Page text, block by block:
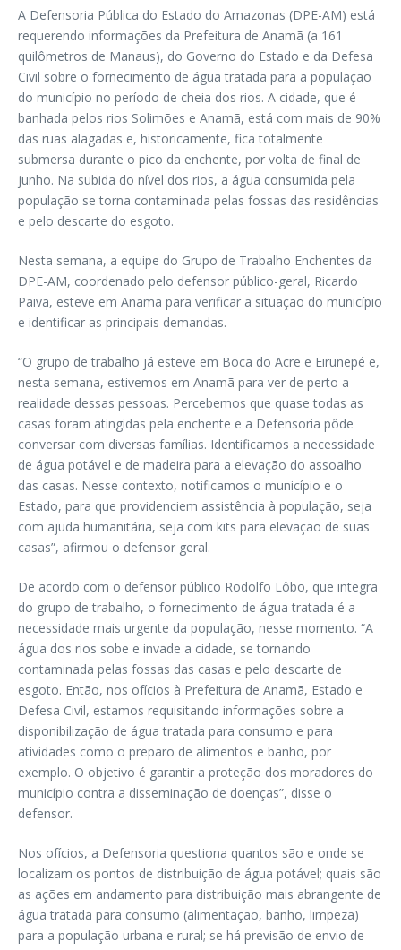
A Defensoria Pública do Estado do Amazonas (DPE-AM) está
requerendo informações da Prefeitura de Anamã (a 161
quilômetros de Manaus), do Governo do Estado e da Defesa
Civil sobre o fornecimento de água tratada para a população
do município no período de cheia dos rios. A cidade, que é
banhada pelos rios Solimões e Anamã, está com mais de 90%
das ruas alagadas e, historicamente, fica totalmente
submersa durante o pico da enchente, por volta de final de
junho. Na subida do nível dos rios, a água consumida pela
população se torna contaminada pelas fossas das residências
e pelo descarte do esgoto.
Nesta semana, a equipe do Grupo de Trabalho Enchentes da
DPE-AM, coordenado pelo defensor público-geral, Ricardo
Paiva, esteve em Anamã para verificar a situação do município
e identificar as principais demandas.
“O grupo de trabalho já esteve em Boca do Acre e Eirunepé e,
nesta semana, estivemos em Anamã para ver de perto a
realidade dessas pessoas. Percebemos que quase todas as
casas foram atingidas pela enchente e a Defensoria pôde
conversar com diversas famílias. Identificamos a necessidade
de água potável e de madeira para a elevação do assoalho
das casas. Nesse contexto, notificamos o município e o
Estado, para que providenciem assistência à população, seja
com ajuda humanitária, seja com kits para elevação de suas
casas”, afirmou o defensor geral.
De acordo com o defensor público Rodolfo Lôbo, que integra
do grupo de trabalho, o fornecimento de água tratada é a
necessidade mais urgente da população, nesse momento. “A
água dos rios sobe e invade a cidade, se tornando
contaminada pelas fossas das casas e pelo descarte de
esgoto. Então, nos ofícios à Prefeitura de Anamã, Estado e
Defesa Civil, estamos requisitando informações sobre a
disponibilização de água tratada para consumo e para
atividades como o preparo de alimentos e banho, por
exemplo. O objetivo é garantir a proteção dos moradores do
município contra a disseminação de doenças”, disse o
defensor.
Nos ofícios, a Defensoria questiona quantos são e onde se
localizam os pontos de distribuição de água potável; quais são
as ações em andamento para distribuição mais abrangente de
água tratada para consumo (alimentação, banho, limpeza)
para a população urbana e rural; se há previsão de envio de